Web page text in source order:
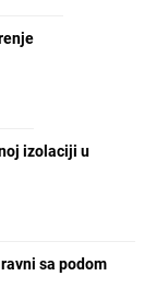
izolaciji u
sa podom